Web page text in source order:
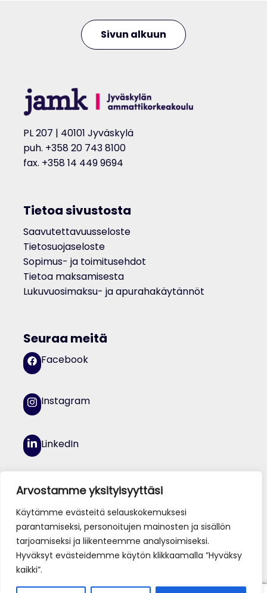
Arvostamme yksityisyyttäsi
Käytämme evästeitä selauskokemuksesi
parantamiseksi, personoitujen mainosten ja sisällön
tarjoamiseksi ja liikenteemme analysoimiseksi.
Hyväksyt evästeidemme käytön klikkaamalla ”Hyväksy
kaikki”.
Sivun alkuun
PL 207 | 40101 Jyväskylä
puh. +358 20 743 8100
fax. +358 14 449 9694
Tietoa sivustosta
Saavutettavuusseloste
Tietosuojaseloste
Sopimus- ja toimitusehdot
Tietoa maksamisesta
Lukuvuosimaksu- ja apurahakäytännöt
Seuraa meitä
Facebook
Instagram
LinkedIn
YouTube